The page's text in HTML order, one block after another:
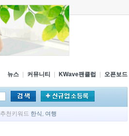
뉴스 커뮤니티 KWave팬클럽 오픈보드
추천키워드 한식 , 여행